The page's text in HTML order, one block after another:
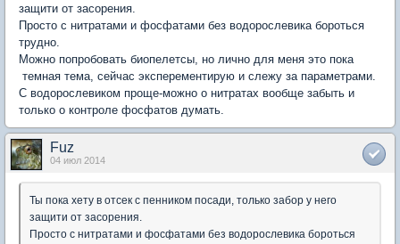
защити от засорения.
Просто с нитратами и фосфатами без водорослевика бороться
трудно.
Можно попробовать биопелетсы, но лично для меня это пока
темная тема, сейчас эксперементирую и слежу за параметрами.
С водорослевиком проще-можно о нитратах вообще забыть и
только о контроле фосфатов думать.
Fuz
04 июл 2014
Ты пока хету в отсек с пенником посади, только забор у него
защити от засорения.
Просто с нитратами и фосфатами без водорослевика бороться